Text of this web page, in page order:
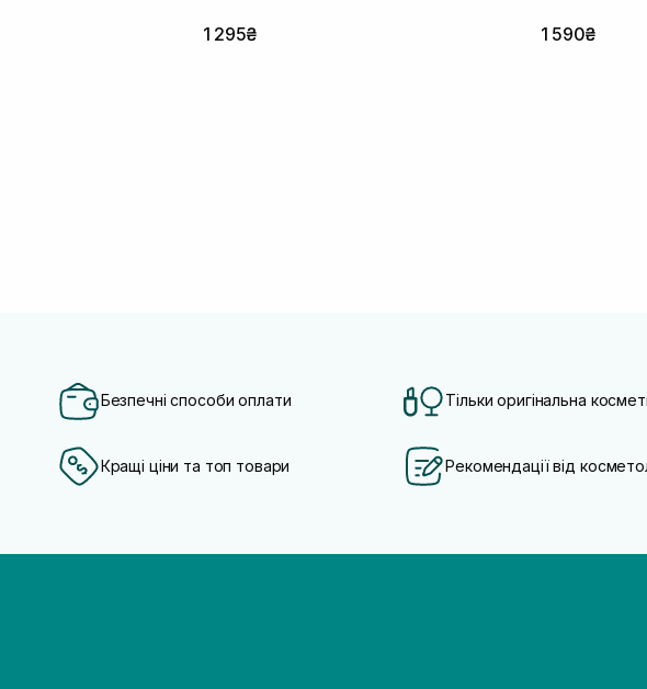
1 295₴ 1 590₴
Безпечні способи оплати Тільки оригінальна
Кращі ціни та топ товари Рекомендації від